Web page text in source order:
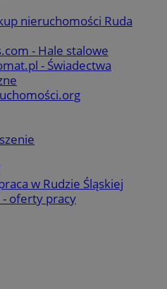
nieruchomości Ruda
- Hale stalowe
- Świadectwa
w Rudzie Śląskiej
oferty pracy